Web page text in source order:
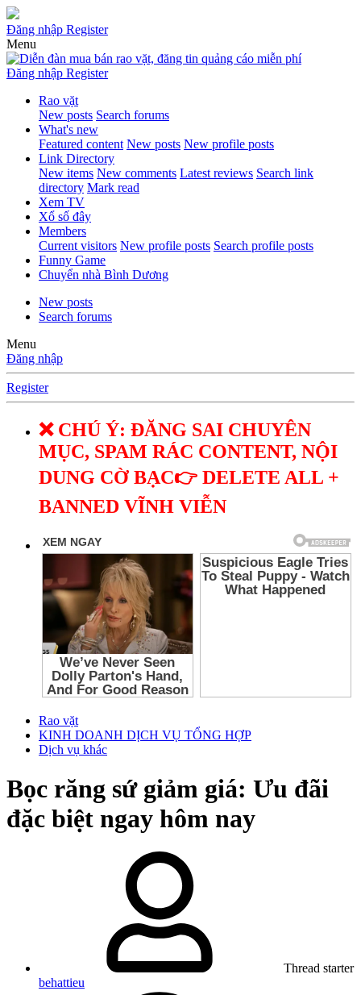
Đăng nhập Register
Menu
Đăng nhập Register
Rao vặt
New posts Search forums
What's new
Featured content New posts New profile posts
Link Directory
New items New comments Latest reviews Search link
directory Mark read
Xem TV
Xổ số đây
Members
Current visitors New profile posts Search profile posts
Funny Game
Chuyển nhà Bình Dương
New posts
Search forums
Menu
Đăng nhập
Register
❌ CHÚ Ý: ĐĂNG SAI CHUYÊN
MỤC, SPAM RÁC CONTENT, NỘI
DUNG CỜ BẠC👉 DELETE ALL +
BANNED VĨNH VIỄN
Rao vặt
KINH DOANH DỊCH VỤ TỔNG HỢP
Dịch vụ khác
Bọc răng sứ giảm giá: Ưu đãi
đặc biệt ngay hôm nay
Thread starter
behattieu